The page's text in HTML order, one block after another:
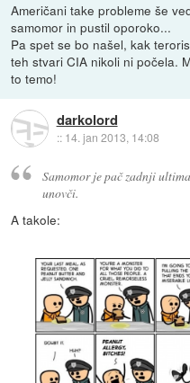
Američani take probleme še
samomor in pustil oporoko...
Pa spet se bo našel, kak
teh stvari CIA nikoli ni počela.
to temo!
darkolord
:: 14. jan 2013, 14:08
Samomor je pač zadnji
unovči.
A takole: